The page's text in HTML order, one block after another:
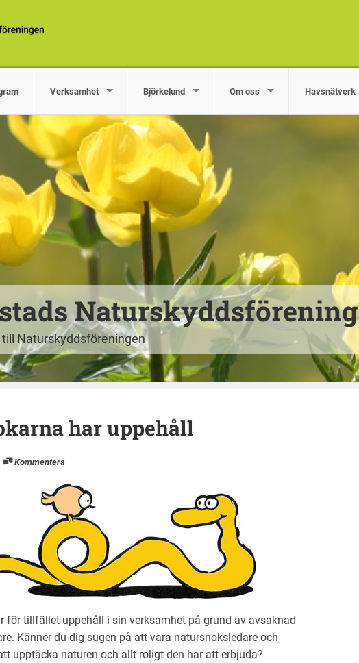
Verksamhet Björkelund Om oss Havsnätverk
Naturskyddsförening
till Naturskyddsföreningen
har uppehåll
Kommentera
för tillfället uppehåll i sin verksamhet på grund av avsaknad
Känner du dig sugen på att vara natursnoksledare och
upptäcka naturen och allt roligt den har att erbjuda?